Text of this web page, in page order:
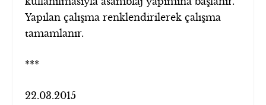
Yapılan çalışma renklendirilerek çalışma
tamamlanır.
***
22.03.2015